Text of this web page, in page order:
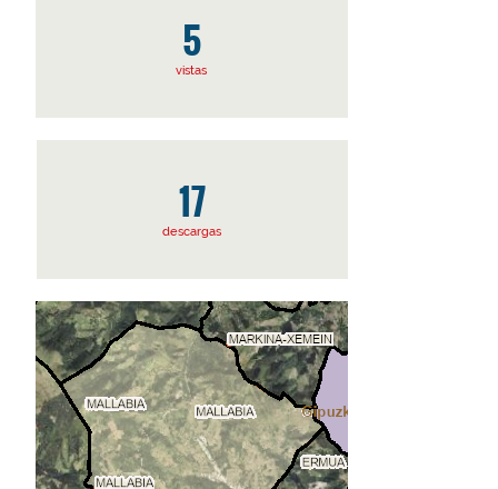
5
vistas
17
descargas